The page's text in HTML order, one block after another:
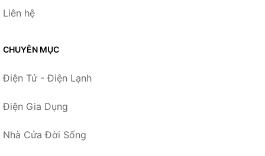
Liên hệ
CHUYÊN MỤC
Điện Tử - Điện Lạnh
Điện Gia Dụng
Nhà Cửa Đời Sống